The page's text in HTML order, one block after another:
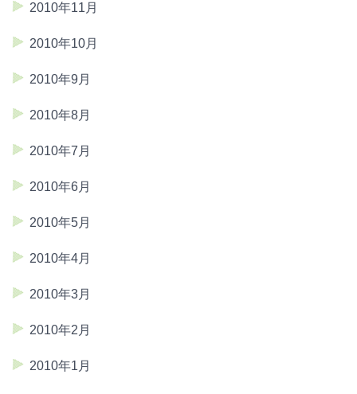
2010年11月
2010年10月
2010年9月
2010年8月
2010年7月
2010年6月
2010年5月
2010年4月
2010年3月
2010年2月
2010年1月